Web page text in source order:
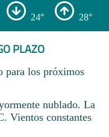
24° 28°
PLAZO
para los próximos
nublado. La
Vientos constantes